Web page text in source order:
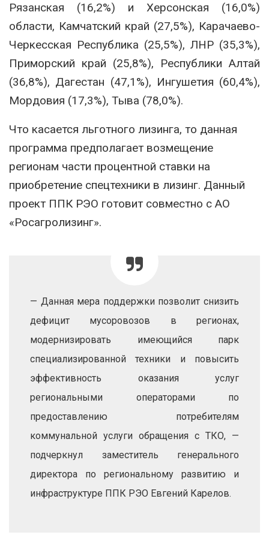
Рязанская (16,2%) и Херсонская (16,0%)
области, Камчатский край (27,5%), Карачаево-
Черкесская Республика (25,5%), ЛНР (35,3%),
Приморский край (25,8%), Республики Алтай
(36,8%), Дагестан (47,1%), Ингушетия (60,4%),
Мордовия (17,3%), Тыва (78,0%).
Что касается льготного лизинга, то данная
программа предполагает возмещение
регионам части процентной ставки на
приобретение спецтехники в лизинг. Данный
проект ППК РЭО готовит совместно с АО
«Росагролизинг».
— Данная мера поддержки позволит снизить
дефицит мусоровозов в регионах,
модернизировать имеющийся парк
специализированной техники и повысить
эффективность оказания услуг
региональными операторами по
предоставлению потребителям
коммунальной услуги обращения с ТКО, —
подчеркнул заместитель генерального
директора по региональному развитию и
инфраструктуре ППК РЭО Евгений Карелов.